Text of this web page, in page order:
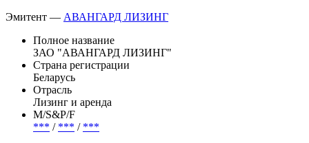
Эмитент — АВАНГАРД ЛИЗИНГ
Полное название
ЗАО "АВАНГАРД ЛИЗИНГ"
Страна регистрации
Беларусь
Отрасль
Лизинг и аренда
М/S&P/F
*** / *** / ***